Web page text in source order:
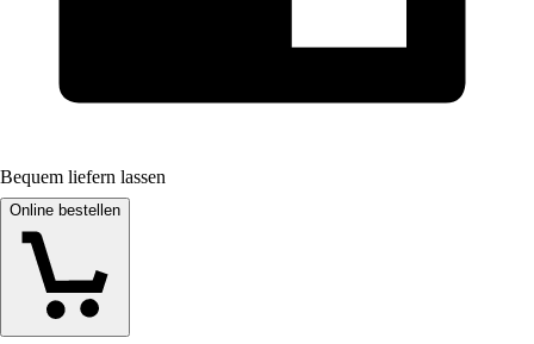
Bequem liefern lassen
Online bestellen